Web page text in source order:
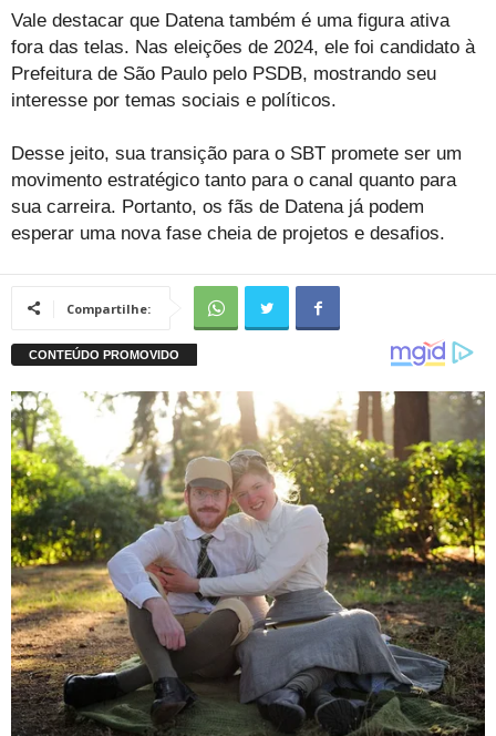
Vale destacar que Datena também é uma figura ativa
fora das telas. Nas eleições de 2024, ele foi candidato à
Prefeitura de São Paulo pelo PSDB, mostrando seu
interesse por temas sociais e políticos.
Desse jeito, sua transição para o SBT promete ser um
movimento estratégico tanto para o canal quanto para
sua carreira. Portanto, os fãs de Datena já podem
esperar uma nova fase cheia de projetos e desafios.
Compartilhe: